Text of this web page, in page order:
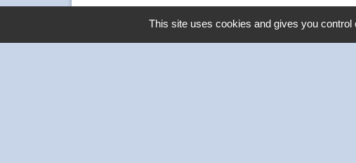
This site uses cookies and gives you